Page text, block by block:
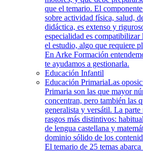
que el temario. El
sobre actividad física, salud,
didáctica, es extenso y
especialidad es
el estudio, algo que requiere
En Arke Formación
te ayudamos a gestionarla.
Educación Infantil
Educación PrimariaLas
Primaria son las que mayor
concentran, pero también las
generalista y versátil. La parte
rasgos más distintivos:
de lengua castellana y
dominio sólido de los
El temario de 25 temas abarca